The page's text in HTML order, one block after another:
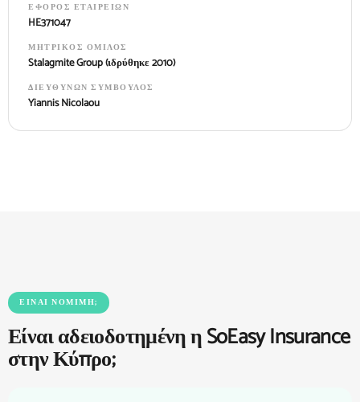
ΈΦΟΡΟΣ ΕΤΑΙΡΕΙΏΝ
HE371047
ΜΗΤΡΙΚΌΣ ΌΜΙΛΟΣ
Stalagmite Group (ιδρύθηκε 2010)
ΔΙΕΥΘΎΝΩΝ ΣΎΜΒΟΥΛΟΣ
Yiannis Nicolaou
ΕΊΝΑΙ ΝΌΜΙΜΗ;
Είναι αδειοδοτημένη η SoEasy Insurance
στην Κύπρο;